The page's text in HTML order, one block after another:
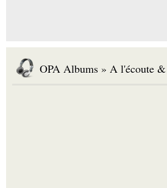
OPA Albums » A l'écoute